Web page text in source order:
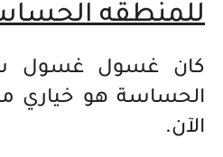
للمنطقه
كان غسول غسول
الحساسة هو خياري
الآن.